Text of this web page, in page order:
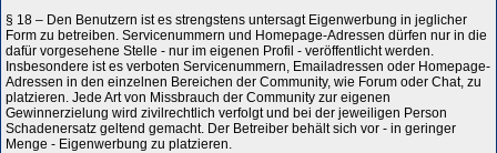
§ 18 – Den Benutzern ist es strengstens untersagt Eigenwerbung in jeglicher
Form zu betreiben. Servicenummern und Homepage-Adressen dürfen nur in die
dafür vorgesehene Stelle - nur im eigenen Profil - veröffentlicht werden.
Insbesondere ist es verboten Servicenummern, Emailadressen oder Homepage-
Adressen in den einzelnen Bereichen der Community, wie Forum oder Chat, zu
platzieren. Jede Art von Missbrauch der Community zur eigenen
Gewinnerzielung wird zivilrechtlich verfolgt und bei der jeweiligen Person
Schadenersatz geltend gemacht. Der Betreiber behält sich vor - in geringer
Menge - Eigenwerbung zu platzieren.